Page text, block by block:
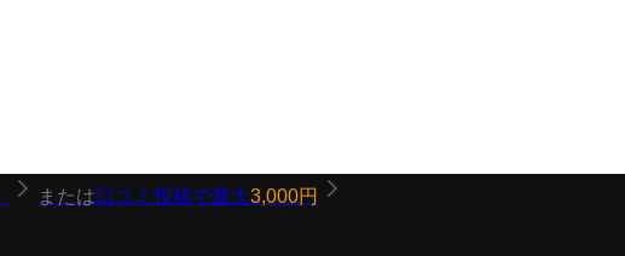
または口コミ投稿で最大3,000円